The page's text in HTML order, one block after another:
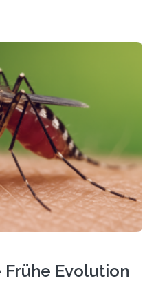
komplexesten
von Millionen Jahren
eine Gruppe heraus,
vorkommt: die
Einige Arten
dichte Geflechte
Was auffällig ist: Die
Frühe Evolution